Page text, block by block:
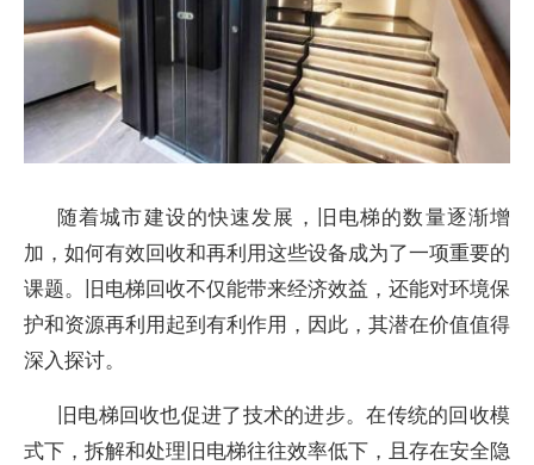
随着城市建设的快速发展，旧电梯的数量逐渐增
加，如何有效回收和再利用这些设备成为了一项重要的
课题。旧电梯回收不仅能带来经济效益，还能对环境保
护和资源再利用起到有利作用，因此，其潜在价值值得
深入探讨。
旧电梯回收也促进了技术的进步。在传统的回收模
式下，拆解和处理旧电梯往往效率低下，且存在安全隐